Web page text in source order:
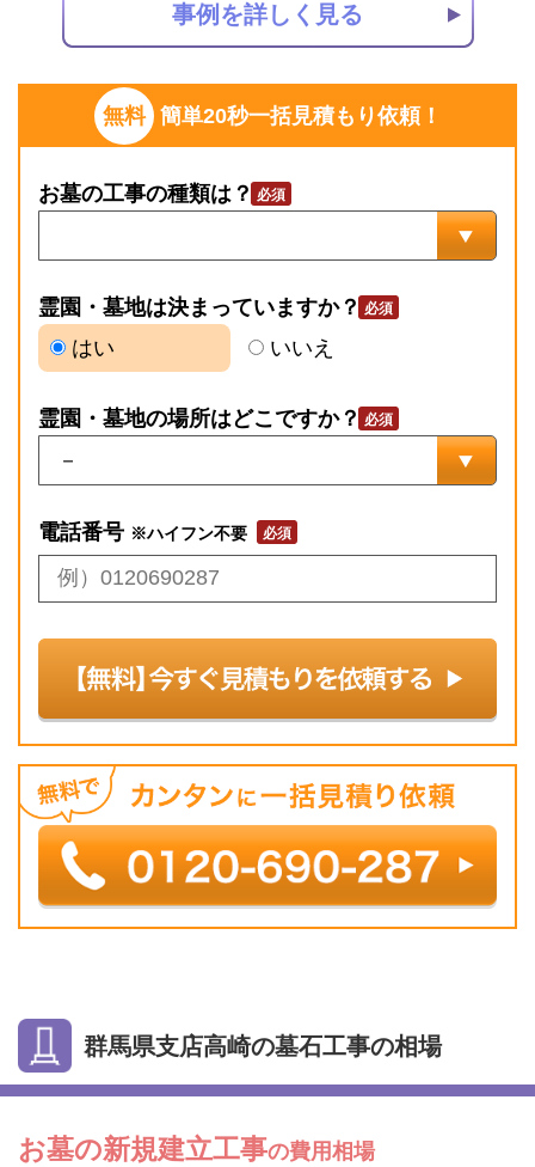
無料 簡単20秒一括見積もり依頼！
お墓の工事の種類は？
霊園・墓地は決まっていますか？
はい
いいえ
霊園・墓地の場所はどこですか？
電話番号 ※ハイフン不要
事例を詳しく見る
群馬県支店高崎の墓石工事の相場
お墓の新規建立工事の費用相場